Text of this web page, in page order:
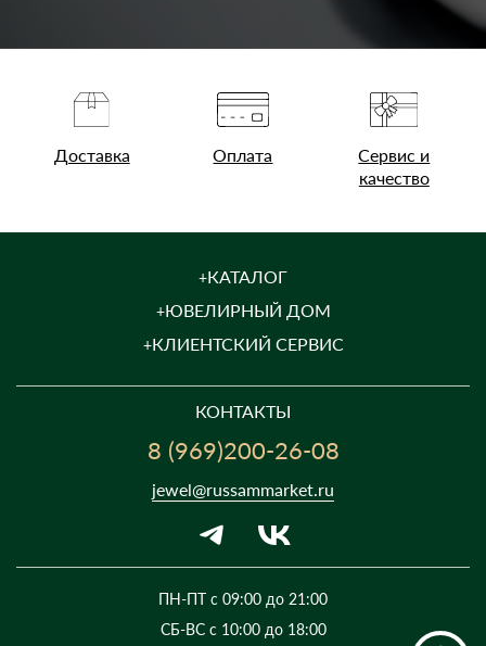
Доставка Оплата
Сервис и
качество
КАТАЛОГ
ЮВЕЛИРНЫЙ ДОМ
КЛИЕНТСКИЙ СЕРВИС
КОНТАКТЫ
8 (969)200-26-08
ПН-ПТ с 09:00 до 21:00
СБ-ВС с 10:00 до 18:00
jewel@russammarket.ru